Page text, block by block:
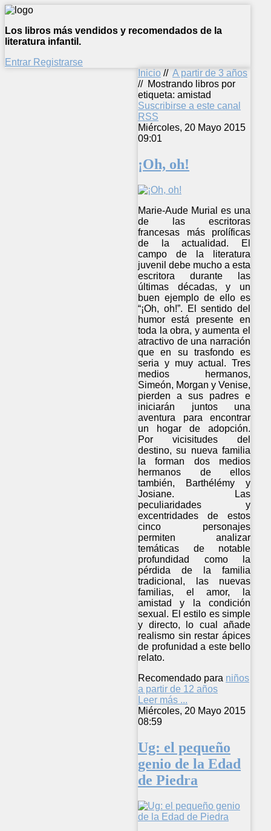
Los libros más vendidos y recomendados de la
literatura infantil.
Entrar Registrarse
Inicio // A partir de 3 años
// Mostrando libros por
etiqueta: amistad
Suscribirse a este canal
RSS
Miércoles, 20 Mayo 2015
09:01
¡Oh, oh!
Marie-Aude Murial es una
de las escritoras
francesas más prolíficas
de la actualidad. El
campo de la literatura
juvenil debe mucho a esta
escritora durante las
últimas décadas, y un
buen ejemplo de ello es
“¡Oh, oh!”. El sentido del
humor está presente en
toda la obra, y aumenta el
atractivo de una narración
que en su trasfondo es
seria y muy actual. Tres
medios hermanos,
Simeón, Morgan y Venise,
pierden a sus padres e
iniciarán juntos una
aventura para encontrar
un hogar de adopción.
Por vicisitudes del
destino, su nueva familia
la forman dos medios
hermanos de ellos
también, Barthélémy y
Josiane. Las
peculiaridades y
excentridades de estos
cinco personajes
permiten analizar
temáticas de notable
profundidad como la
pérdida de la familia
tradicional, las nuevas
familias, el amor, la
amistad y la condición
sexual. El estilo es simple
y directo, lo cual añade
realismo sin restar ápices
de profunidad a este bello
relato.
Recomendado para niños
a partir de 12 años
Leer más ...
Miércoles, 20 Mayo 2015
08:59
Ug: el pequeño
genio de la Edad
de Piedra